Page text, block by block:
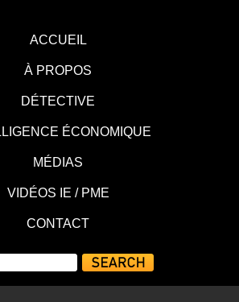
ACCUEIL
À PROPOS
DÉTECTIVE
ÉCONOMIQUE
MÉDIAS
VIDÉOS IE / PME
CONTACT